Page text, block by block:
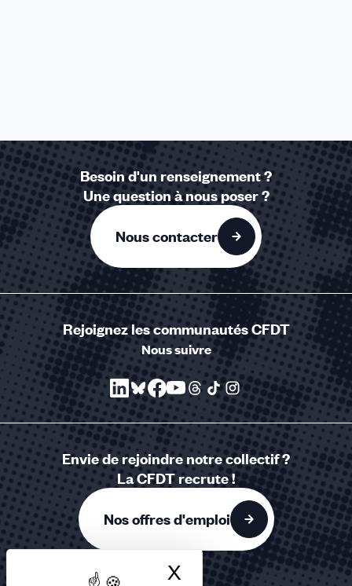
X Masquer le
Besoin d'un renseignement ?
Une question à nous poser ?
Nous contacter
Rejoignez les communautés CFDT
Nous suivre
Envie de rejoindre notre collectif ?
La CFDT recrute !
Nos offres d'emploi